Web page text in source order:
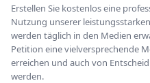
Erstellen Sie kostenlos eine
Nutzung unserer
werden täglich in den Medien
Petition eine vielversprechende
erreichen und auch von
werden.